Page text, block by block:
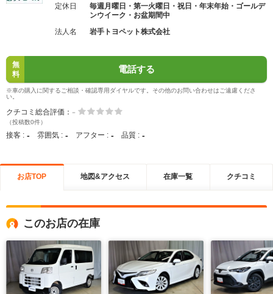
定休日
毎週月曜日・第一火曜日・祝日・年末年始・ゴールデ
ンウイーク・お盆期間中
法人名
岩手トヨペット株式会社
無
料
電話する
※車の購入に関するご相談・確認専用ダイヤルです。その他のお問い合わせはご遠慮くださ
い。
クチコミ総合評価： -
（投稿数0件）
接客 : - 雰囲気 : - アフター : - 品質 : -
お店TOP 地図&アクセス 在庫一覧 クチコミ
このお店の在庫